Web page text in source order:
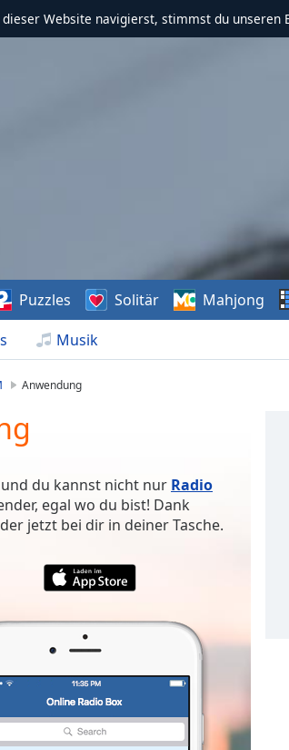
Website navigierst, stimmst du unseren
Musik
Puzzles Solitär Mahjong
Anwendung
du kannst nicht nur Radio
egal wo du bist! Dank
jetzt bei dir in deiner Tasche.